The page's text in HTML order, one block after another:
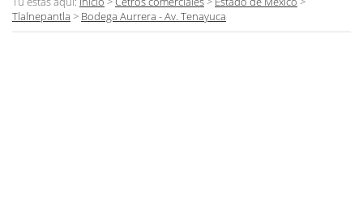
Tlalnepantla > Bodega Aurrera - Av. Tenayuca